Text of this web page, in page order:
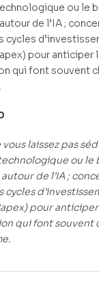
ou le
de l’IA ;
cycles
pour anticiper
qui font souvent
vous laissez pas
ou le
de l’IA ;
cycles
pour
qui font souvent